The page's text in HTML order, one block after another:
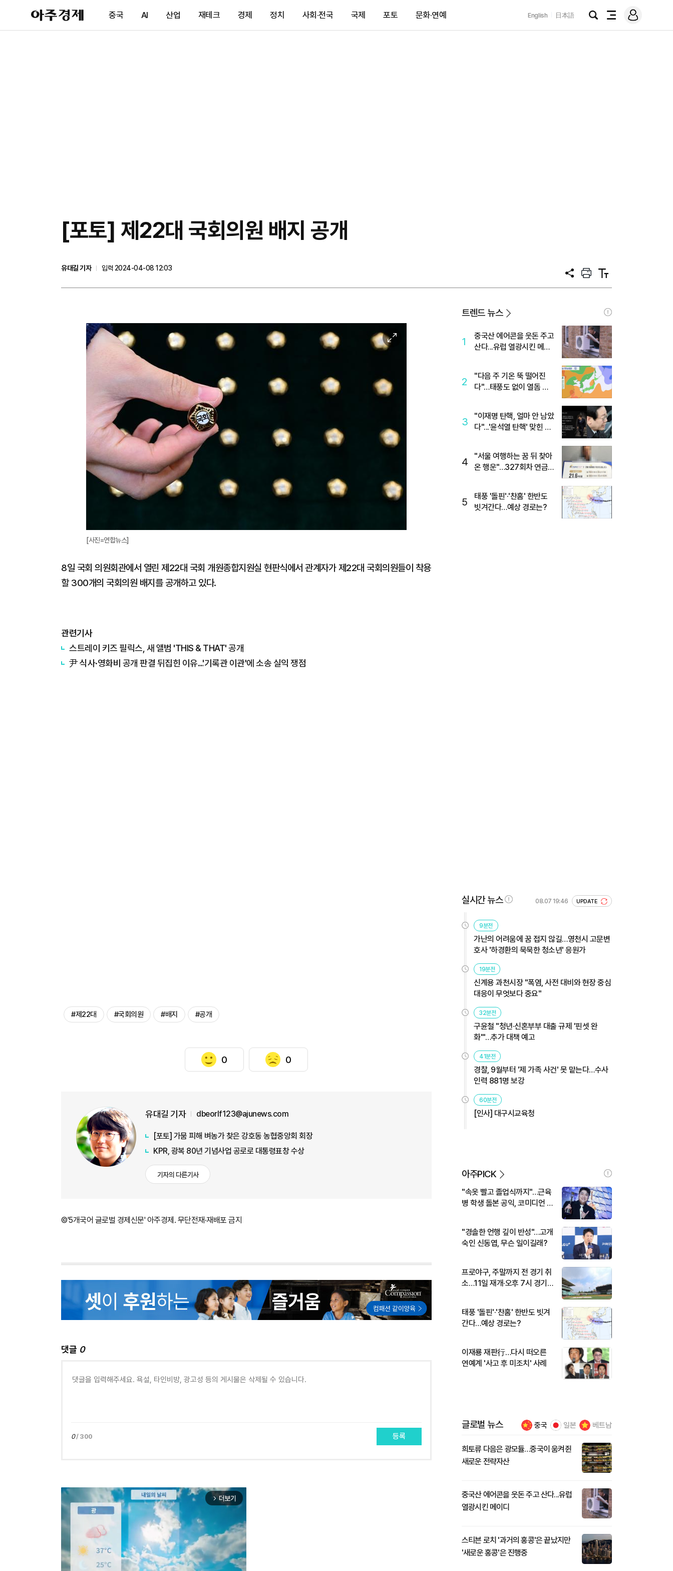
아
주
제
중국 AI 산업 재테크 경제 정치 사회·전국 국제 포토 문화·연예 English 日本語
검
전
메
그
[포토] 제22대 국회의원 배지 공개
유대길 기자
입력 2024-04-08 12:03
공
프
트
텍
트
이
미
확
대
[사진=연합뉴스]
8일 국회 의원회관에서 열린 제22대 국회 개원종합지원실 현판식에서 관계자가 제22대 국회의원들이 착용
할 300개의 국회의원 배지를 공개하고 있다.
관련기사
스트레이 키즈 필릭스, 새 앨범 'THIS & THAT' 공개
尹 식사·영화비 공개 판결 뒤집힌 이유…'기록관 이관'에 소송 실익 쟁점
#제22대 #국회의원 #배지 #공개
0 0
유대길 기자 dbeorlf123@ajunews.com
[포토] 가뭄 피해 벼농가 찾은 강호동 농협중앙회 회장
KPR, 광복 80년 기념사업 공로로 대통령표창 수상
기자의 다른기사
©'5개국어 글로벌 경제신문' 아주경제. 무단전재·재배포 금지
댓글 0
0/ 300 등록
arrow_forward_ios 더보기
트렌드 뉴스
1
중국산 에어콘을 웃돈 주고
산다...유럽 열광시킨 메이
2
"다음 주 기온 뚝 떨어진
다"…태풍도 없이 열돔 박
3
"이재명 탄핵, 얼마 안 남았
다"...'윤석열 탄핵' 맞힌 무
4
"서울 여행하는 꿈 뒤 찾아
온 행운"…327회차 연금
5
태풍 '돌핀'·'찬홈' 한반도
빗겨간다…예상 경로는?
실시간 뉴스 08.07 19:46 UPDATE
9분전
가난의 어려움에 꿈 접지 않길…영천시 고문변
호사 '하경환의 묵묵한 청소년' 응원가
19분전
신계용 과천시장 "폭염, 사전 대비와 현장 중심
대응이 무엇보다 중요"
32분전
구윤철 "청년·신혼부부 대출 규제 '핀셋 완
화'"…추가 대책 예고
41분전
경찰, 9월부터 '제 가족 사건' 못 맡는다…수사
인력 881명 보강
60분전
[인사] 대구시교육청
아주PICK
"속옷 빨고 졸업식까지"…근육
병 학생 돌본 공익, 코미디언 김
"경솔한 언행 깊이 반성"…고개
숙인 신동엽, 무슨 일이길래?
프로야구, 주말까지 전 경기 취
소…11일 재개·오후 7시 경기
태풍 '돌핀'·'찬홈' 한반도 빗겨
간다…예상 경로는?
이재룡 재판行…다시 떠오른
연예계 '사고 후 미조치' 사례
글로벌 뉴스 중국 일본 베트남
희토류 다음은 광모듈…중국이 움켜쥔
새로운 전략자산
중국산 에어콘을 웃돈 주고 산다...유럽
열광시킨 메이디
스티븐 로치 '과거의 홍콩'은 끝났지만
'새로운 홍콩'은 진행중